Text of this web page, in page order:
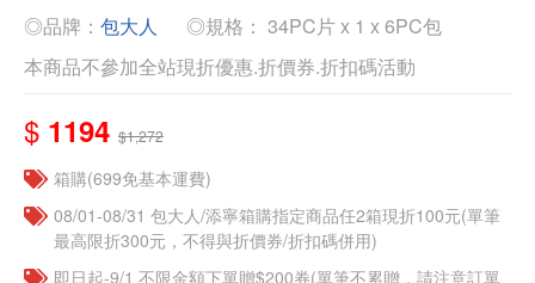
◎品牌： 包大人
◎規格： 34PC片 x 1 x 6PC包
本商品不參加全站現折優惠.折價券.折扣碼活動
$ 1194 $1,272
箱購(699免基本運費)
08/01-08/31 包大人/添寧箱購指定商品任2箱現折100元(單筆
最高限折300元，不得與折價券/折扣碼併用)
即日起-9/1 不限金額下單贈$200券(單筆不累贈，請注意訂單